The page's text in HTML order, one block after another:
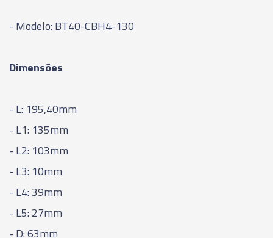
125MM
155MM
185MM
06029 - CONE MODULAR CBH - BT40-CBH4-
06030 - CONE MODULAR CBH - BT40-CBH4-
135MM
- Modelo: BT40-CBH4-130
Dimensões
- L: 195,40mm
- L1: 135mm
- L2: 103mm
- L3: 10mm
- L4: 39mm
- L5: 27mm
- D: 63mm